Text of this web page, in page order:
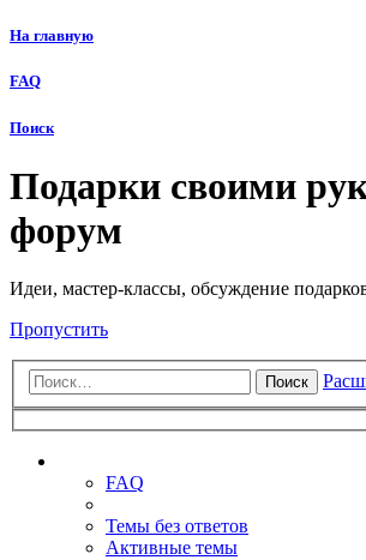
На главную
FAQ
Поиск
Подарки своими
форум
Идеи, мастер-классы, обсуждение
Пропустить
Поиск
FAQ
Темы без ответов
Активные темы